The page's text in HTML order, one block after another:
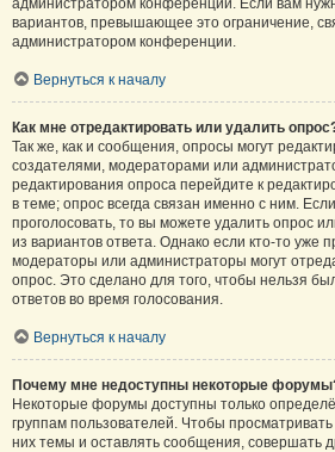
администратором конференции. Если вам
вариантов, превышающее это ограничение,
администратором конференции.
Вернуться к началу
Как мне отредактировать или удалить
Так же, как и сообщения, опросы могут
создателями, модераторами или
редактирования опроса перейдите к
в теме; опрос всегда связан именно с ним.
проголосовать, то вы можете удалить опрос
из вариантов ответа. Однако если кто-то уже
модераторы или администраторы могут
опрос. Это сделано для того, чтобы нельзя
ответов во время голосования.
Вернуться к началу
Почему мне недоступны некоторые
Некоторые форумы доступны только
группам пользователей. Чтобы
них темы и оставлять сообщения, совершать